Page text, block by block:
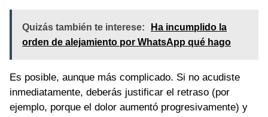
Quizás también te interese:
Ha incumplido la
orden de alejamiento por WhatsApp qué hago
Es posible, aunque más complicado. Si no acudiste
inmediatamente, deberás justificar el retraso (por
ejemplo, porque el dolor aumentó progresivamente) y